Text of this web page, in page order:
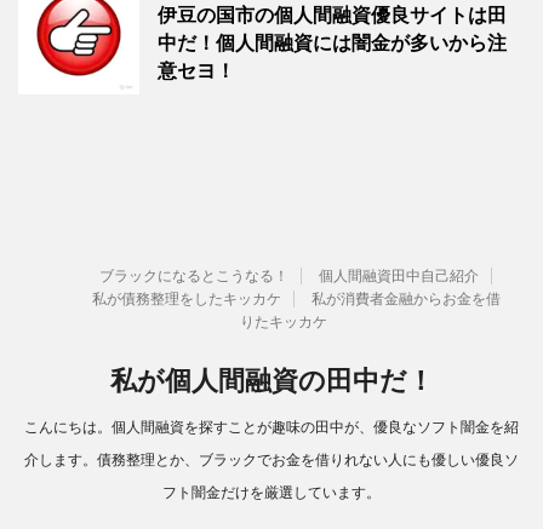
伊豆の国市の個人間融資優良サイトは田
中だ！個人間融資には闇金が多いから注
意セヨ！
ブラックになるとこうなる！
個人間融資田中自己紹介
私が債務整理をしたキッカケ
私が消費者金融からお金を借
りたキッカケ
私が個人間融資の田中だ！
こんにちは。個人間融資を探すことが趣味の田中が、優良なソフト闇金を紹
介します。債務整理とか、ブラックでお金を借りれない人にも優しい優良ソ
フト闇金だけを厳選しています。